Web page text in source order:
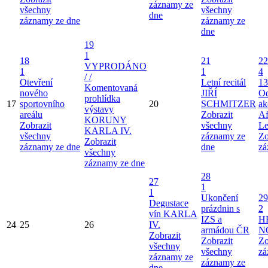
všechny
záznamy ze dne
záznamy ze
dne
všechny
záznamy ze
dne
17
18
1
Otevření
nového
sportovního
areálu
Zobrazit
všechny
záznamy ze dne
19
1
VYPRODÁNO
/ /
Komentovaná
prohlídka
výstavy
KORUNY
KARLA IV.
Zobrazit
všechny
záznamy ze dne
20
21
1
Letní recitál
JIŘÍ
SCHMITZER
Zobrazit
všechny
záznamy ze
dne
22
4
24 25 26
27
1
Degustace
vín KARLA
IV.
Zobrazit
všechny
záznamy ze
28
1
Ukončení
prázdnin s
IZS a
armádou ČR
Zobrazit
všechny
záznamy ze
29
2